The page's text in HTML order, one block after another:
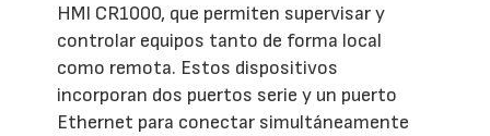
HMI CR1000, que permiten supervisar y
controlar equipos tanto de forma local
como remota. Estos dispositivos
incorporan dos puertos serie y un puerto
Ethernet para conectar simultáneamente